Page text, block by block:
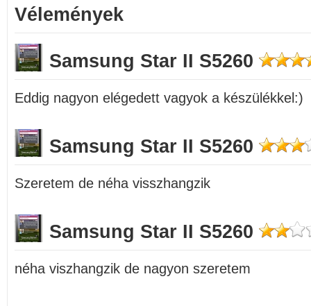
Vélemények
Samsung Star II S5260
Eddig nagyon elégedett vagyok a készülékkel:)
Samsung Star II S5260
Szeretem de néha visszhangzik
Samsung Star II S5260
néha viszhangzik de nagyon szeretem